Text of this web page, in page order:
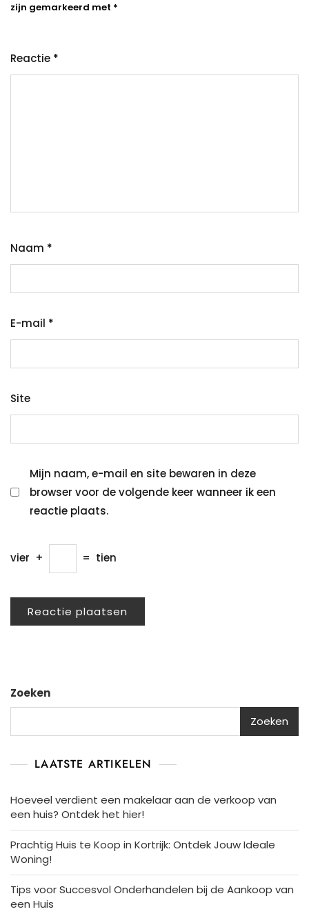
zijn gemarkeerd met *
Reactie *
Naam *
E-mail *
Site
Mijn naam, e-mail en site bewaren in deze
browser voor de volgende keer wanneer ik een
reactie plaats.
vier + = tien
Zoeken
Zoeken
LAATSTE ARTIKELEN
Hoeveel verdient een makelaar aan de verkoop van
een huis? Ontdek het hier!
Prachtig Huis te Koop in Kortrijk: Ontdek Jouw Ideale
Woning!
Tips voor Succesvol Onderhandelen bij de Aankoop van
een Huis